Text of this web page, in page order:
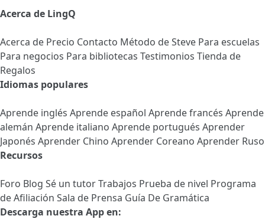
Acerca de LingQ
Acerca de Precio Contacto Método de Steve Para escuelas
Para negocios Para bibliotecas Testimonios Tienda de
Regalos
Idiomas populares
Aprende inglés Aprende español Aprende francés Aprende
alemán Aprende italiano Aprende portugués Aprender
Japonés Aprender Chino Aprender Coreano Aprender Ruso
Recursos
Foro Blog Sé un tutorTrabajos Prueba de nivel Programa
de Afiliación Sala de Prensa Guía De Gramática
Descarga nuestra App en: